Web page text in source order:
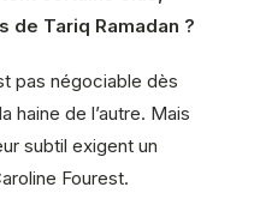
Tariq Ramadan ?
pas négociable dès
haine de l’autre. Mais
subtil exigent un
Fourest.